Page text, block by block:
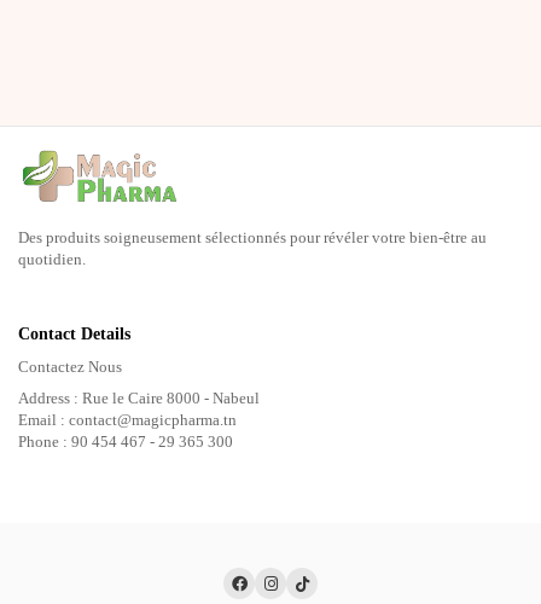
Des produits soigneusement sélectionnés pour révéler votre bien-être au
quotidien.
Contact Details
Contactez Nous
Address : Rue le Caire 8000 - Nabeul
Email : contact@magicpharma.tn
Phone : 90 454 467 - 29 365 300